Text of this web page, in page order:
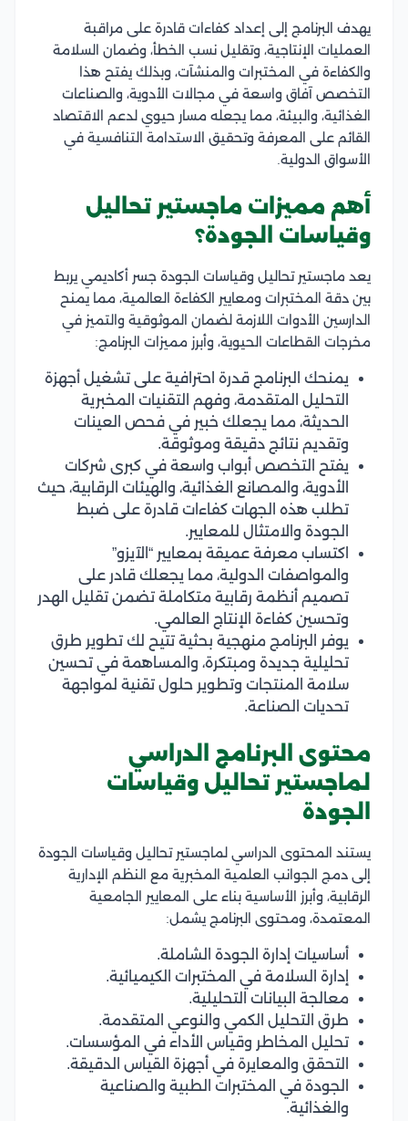
يهدف البرنامج إلى إعداد كفاءات قادرة على مراقبة
العمليات الإنتاجية، وتقليل نسب الخطأ، وضمان السلامة
والكفاءة في المختبرات والمنشآت، وبذلك يفتح هذا
التخصص آفاق واسعة في مجالات الأدوية، والصناعات
الغذائية، والبيئة، مما يجعله مسار حيوي لدعم الاقتصاد
القائم على المعرفة وتحقيق الاستدامة التنافسية في
الأسواق الدولية.
أهم مميزات ماجستير تحاليل
وقياسات الجودة؟
يعد ماجستير تحاليل وقياسات الجودة جسر أكاديمي يربط
بين دقة المختبرات ومعايير الكفاءة العالمية، مما يمنح
الدارسين الأدوات اللازمة لضمان الموثوقية والتميز في
مخرجات القطاعات الحيوية، وأبرز مميزات البرنامج:
يمنحك البرنامج قدرة احترافية على تشغيل أجهزة
التحليل المتقدمة، وفهم التقنيات المخبرية
الحديثة، مما يجعلك خبير في فحص العينات
وتقديم نتائج دقيقة وموثوقة.
يفتح التخصص أبواب واسعة في كبرى شركات
الأدوية، والمصانع الغذائية، والهيئات الرقابية، حيث
تطلب هذه الجهات كفاءات قادرة على ضبط
الجودة والامتثال للمعايير.
اكتساب معرفة عميقة بمعايير “الآيزو”
والمواصفات الدولية، مما يجعلك قادر على
تصميم أنظمة رقابية متكاملة تضمن تقليل الهدر
وتحسين كفاءة الإنتاج العالمي.
يوفر البرنامج منهجية بحثية تتيح لك تطوير طرق
تحليلية جديدة ومبتكرة، والمساهمة في تحسين
سلامة المنتجات وتطوير حلول تقنية لمواجهة
تحديات الصناعة.
محتوى البرنامج الدراسي
لماجستير تحاليل وقياسات
الجودة
يستند المحتوى الدراسي لماجستير تحاليل وقياسات الجودة
إلى دمج الجوانب العلمية المخبرية مع النظم الإدارية
الرقابية، وأبرز الأساسية بناء على المعايير الجامعية
المعتمدة، ومحتوى البرنامج يشمل:
أساسيات إدارة الجودة الشاملة.
إدارة السلامة في المختبرات الكيميائية.
معالجة البيانات التحليلية.
طرق التحليل الكمي والنوعي المتقدمة.
تحليل المخاطر وقياس الأداء في المؤسسات.
التحقق والمعايرة في أجهزة القياس الدقيقة.
الجودة في المختبرات الطبية والصناعية
والغذائية.